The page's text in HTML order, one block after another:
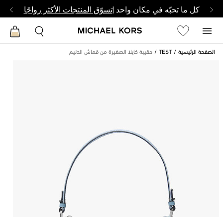
كل ما تحبّه في مكان واحد |تسوّق المنتجات الأكثر رواجًا
الصفحة الرئيسية TEST حقيبة كايلا الصغيرة من قماش الدنيم